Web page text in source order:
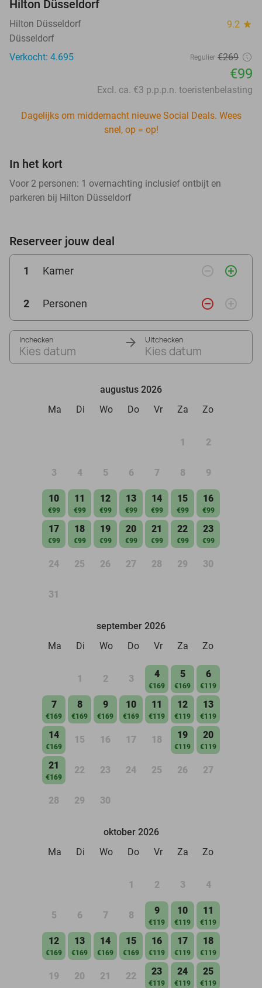
Hilton Düsseldorf
Hilton Düsseldorf 9.2 star
Düsseldorf
Verkocht: 4.695
Regulier €269
€99
Excl. ca. €3 p.p.p.n. toeristenbelasting
Dagelijks om middernacht nieuwe Social Deals. Wees
snel, op = op!
In het kort
Voor 2 personen: 1 overnachting inclusief ontbijt en
parkeren bij Hilton Düsseldorf
Reserveer jouw deal
1 Kamer remove_circle_outline add_circle_outline
2 Personen remove_circle_outline add_circle_outline
Inchecken
Kies datum
Uitchecken
Kies datum
augustus 2026
Ma
Di Wo Do Vr Za Zo
1 2
3 4 5 6 7 8 9
10
€99
11
€99
12
€99
13
€99
14
€99
15
€99
16
€99
17
€99
18
€99
19
€99
20
€99
21
€99
22
€99
23
€99
24 25 26 27 28 29 30
31
september 2026
Ma
Di Wo Do Vr Za Zo
1 2 3 4
€169
5
€169
6
€119
7
€169
8
€169
9
€169
10
€169
11
€119
12
€119
13
€119
14
€169
15 16 17 18 19
€119
20
€119
21
€169
22 23 24 25 26 27
28 29 30
oktober 2026
Ma
Di Wo Do Vr Za Zo
1 2 3 4
5 6 7 8 9
€119
10
€119
11
€119
12
€169
13
€169
14
€169
15
€169
16
€119
17
€119
18
€119
19 20 21 22 23
€119
24
€119
25
€119